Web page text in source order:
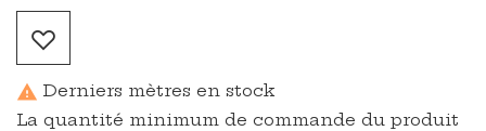
 Derniers mètres en stock
La quantité minimum de commande du produit